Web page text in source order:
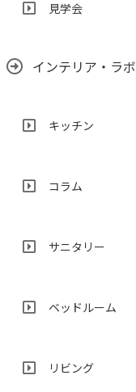
見学会
インテリア・ラボ
キッチン
コラム
サニタリー
ベッドルーム
リビング